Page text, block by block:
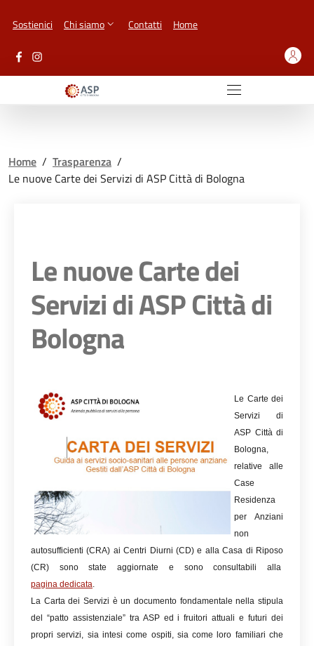
Sostienici Chi siamo Contatti Home
Home / Trasparenza /
Le nuove Carte dei Servizi di ASP Città di Bologna
Le nuove Carte dei
Servizi di ASP Città di
Bologna
Le Carte dei
Servizi di
ASP Città di
Bologna,
relative alle
Case
Residenza
per Anziani
non
autosufficienti (CRA) ai Centri Diurni (CD) e alla Casa di Riposo
(CR) sono state aggiornate e sono consultabili alla
pagina dedicata.
La Carta dei Servizi è un documento fondamentale nella stipula
del “patto assistenziale” tra ASP ed i fruitori attuali e futuri dei
propri servizi, sia intesi come ospiti, sia come loro familiari che